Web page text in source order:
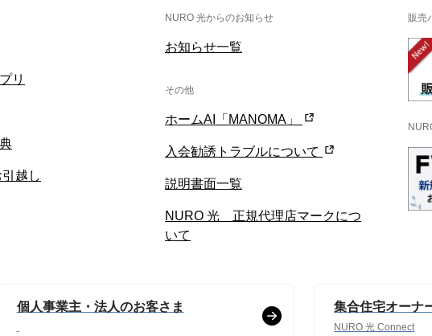
リ
越し
NURO 光からのお知らせ
お知らせ一覧
その他
ホームAI「MANOMA」
入会勧誘トラブルについて
説明書面一覧
NURO 光 正規代理店マークにつ
いて
販売
個人事業主・法人のお客さま 集合住宅オーナ
NURO 光 Connect